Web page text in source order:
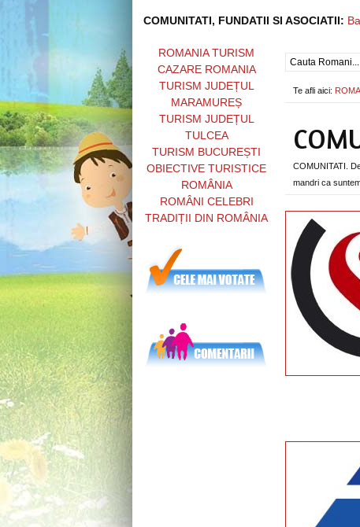
COMUNITATI, FUNDATII SI ASOCIATII:
Te afli aici:
COMUNITATI.
mandri ca
ROMANIA TURISM
CAZARE ROMANIA
TURISM JUDEȚUL
MARAMUREȘ
TURISM JUDEȚUL
TULCEA
TURISM BUCUREȘTI
OBIECTIVE TURISTICE
ROMÂNIA
ROMÂNI CELEBRI
TRADIȚII DIN ROMÂNIA